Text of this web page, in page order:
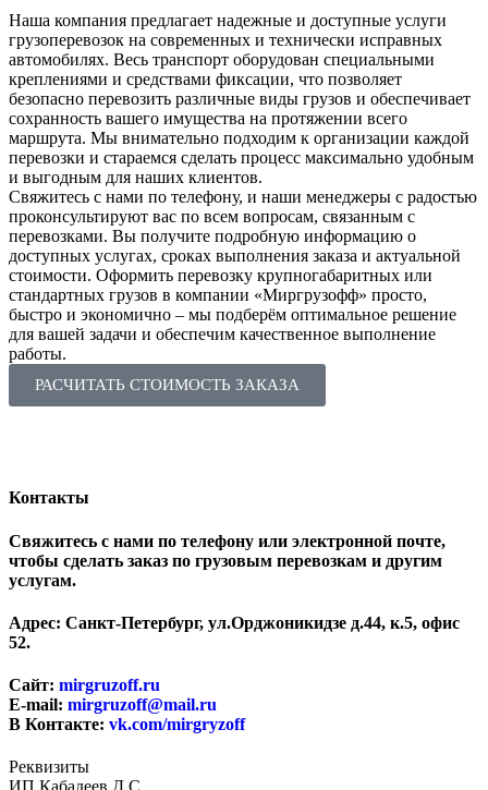
Наша компания предлагает надежные и доступные услуги
грузоперевозок на современных и технически исправных
автомобилях. Весь транспорт оборудован специальными
креплениями и средствами фиксации, что позволяет
безопасно перевозить различные виды грузов и обеспечивает
сохранность вашего имущества на протяжении всего
маршрута. Мы внимательно подходим к организации каждой
перевозки и стараемся сделать процесс максимально удобным
и выгодным для наших клиентов.
Свяжитесь с нами по телефону, и наши менеджеры с радостью
проконсультируют вас по всем вопросам, связанным с
перевозками. Вы получите подробную информацию о
доступных услугах, сроках выполнения заказа и актуальной
стоимости. Оформить перевозку крупногабаритных или
стандартных грузов в компании «Миргрузофф» просто,
быстро и экономично ‒ мы подберём оптимальное решение
для вашей задачи и обеспечим качественное выполнение
работы.
РАСЧИТАТЬ СТОИМОСТЬ ЗАКАЗА
Контакты
Свяжитесь с нами по телефону или электронной почте,
чтобы сделать заказ по грузовым перевозкам и другим
услугам.
Адрес: Санкт-Петербург, ул.Орджоникидзе д.44, к.5, офис
52.
Сайт: mirgruzoff.ru
E-mail: mirgruzoff@mail.ru
В Контакте: vk.com/mirgryzoff
Реквизиты